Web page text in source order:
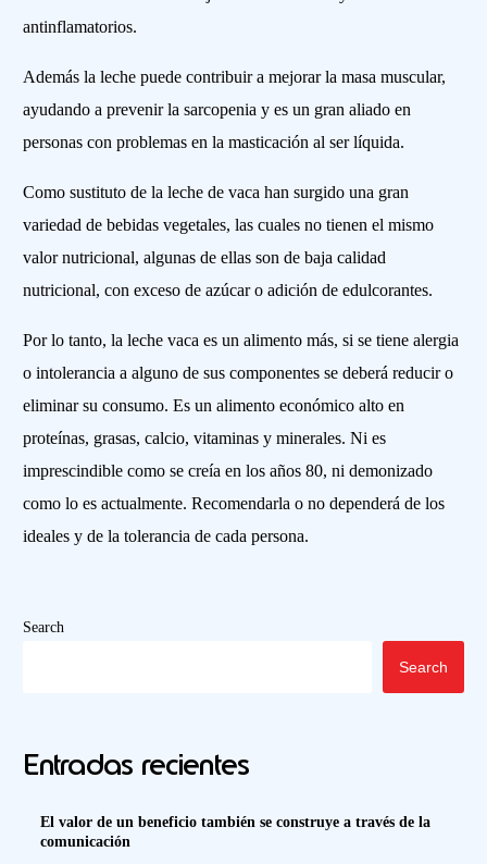
antinflamatorios.
Además la leche puede contribuir a mejorar la masa muscular,
ayudando a prevenir la sarcopenia y es un gran aliado en
personas con problemas en la masticación al ser líquida.
Como sustituto de la leche de vaca han surgido una gran
variedad de bebidas vegetales, las cuales no tienen el mismo
valor nutricional, algunas de ellas son de baja calidad
nutricional, con exceso de azúcar o adición de edulcorantes.
Por lo tanto, la leche vaca es un alimento más, si se tiene alergia
o intolerancia a alguno de sus componentes se deberá reducir o
eliminar su consumo. Es un alimento económico alto en
proteínas, grasas, calcio, vitaminas y minerales. Ni es
imprescindible como se creía en los años 80, ni demonizado
como lo es actualmente. Recomendarla o no dependerá de los
ideales y de la tolerancia de cada persona.
Search
Search
Entradas recientes
El valor de un beneficio también se construye a través de la
comunicación